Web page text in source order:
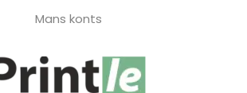
Mans konts